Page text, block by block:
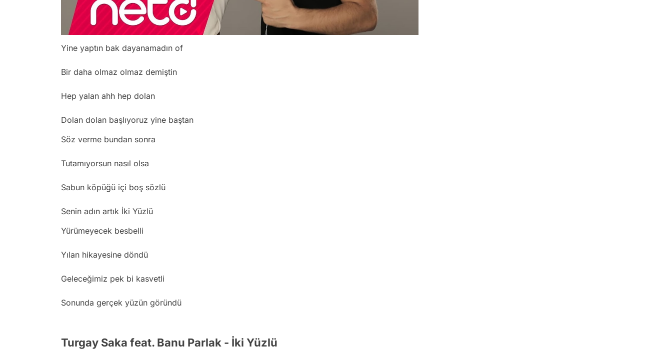
Yine yaptın bak dayanamadın of
Bir daha olmaz olmaz demiştin
Hep yalan ahh hep dolan
Dolan dolan başlıyoruz yine baştan
Söz verme bundan sonra
Tutamıyorsun nasıl olsa
Sabun köpüğü içi boş sözlü
Senin adın artık İki Yüzlü
Yürümeyecek besbelli
Yılan hikayesine döndü
Geleceğimiz pek bi kasvetli
Sonunda gerçek yüzün göründü
Turgay Saka feat. Banu Parlak - İki Yüzlü